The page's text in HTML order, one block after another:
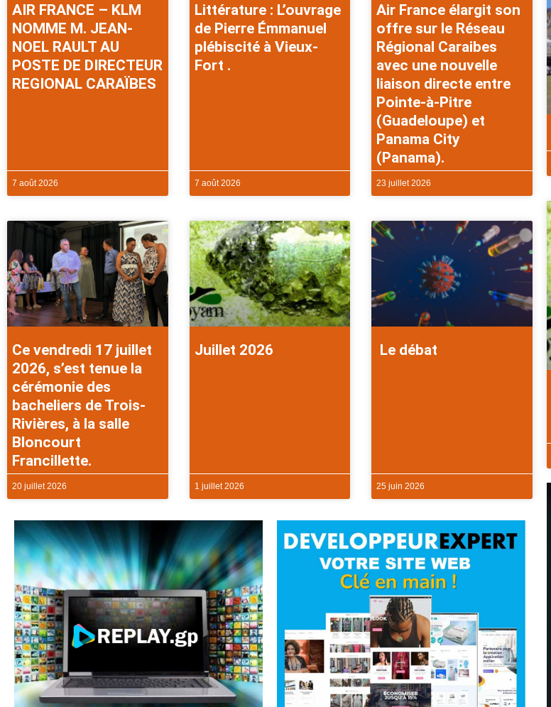
AIR FRANCE – KLM
NOMME M. JEAN-
NOEL RAULT AU
POSTE DE DIRECTEUR
REGIONAL CARAÏBES
7 août 2026
Littérature : L’ouvrage
de Pierre Émmanuel
plébiscité à Vieux-
Fort .
7 août 2026
Air France élargit son
offre sur le Réseau
Régional Caraibes
avec une nouvelle
liaison directe entre
Pointe-à-Pitre
(Guadeloupe) et
Panama City
(Panama).
23 juillet 2026
Ce vendredi 17 juillet
2026, s’est tenue la
cérémonie des
bacheliers de Trois-
Rivières, à la salle
Bloncourt
Francillette.
20 juillet 2026
Juillet 2026
1 juillet 2026
Le débat
25 juin 2026